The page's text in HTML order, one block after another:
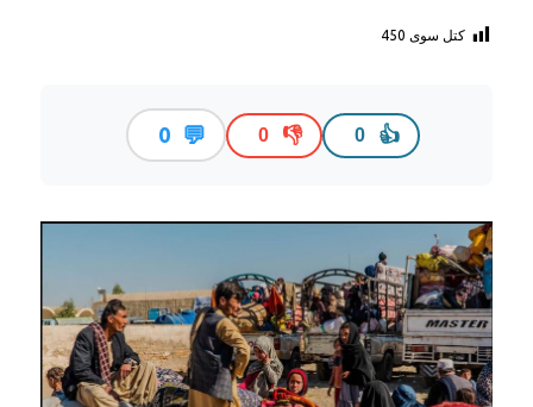
کتل سوی 450
👍
0
👎
0
💬
0